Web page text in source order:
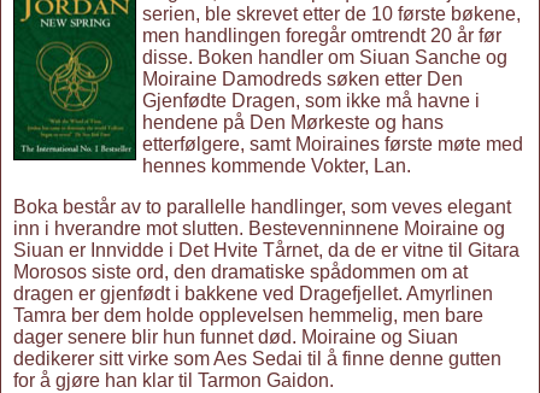
serien, ble skrevet etter de 10 første bøkene,
men handlingen foregår omtrendt 20 år før
disse. Boken handler om Siuan Sanche og
Moiraine Damodreds søken etter Den
Gjenfødte Dragen, som ikke må havne i
hendene på Den Mørkeste og hans
etterfølgere, samt Moiraines første møte med
hennes kommende Vokter, Lan.
Boka består av to parallelle handlinger, som veves elegant
inn i hverandre mot slutten. Bestevenninnene Moiraine og
Siuan er Innvidde i Det Hvite Tårnet, da de er vitne til Gitara
Morosos siste ord, den dramatiske spådommen om at
dragen er gjenfødt i bakkene ved Dragefjellet. Amyrlinen
Tamra ber dem holde opplevelsen hemmelig, men bare
dager senere blir hun funnet død. Moiraine og Siuan
dedikerer sitt virke som Aes Sedai til å finne denne gutten
for å gjøre han klar til Tarmon Gaidon.